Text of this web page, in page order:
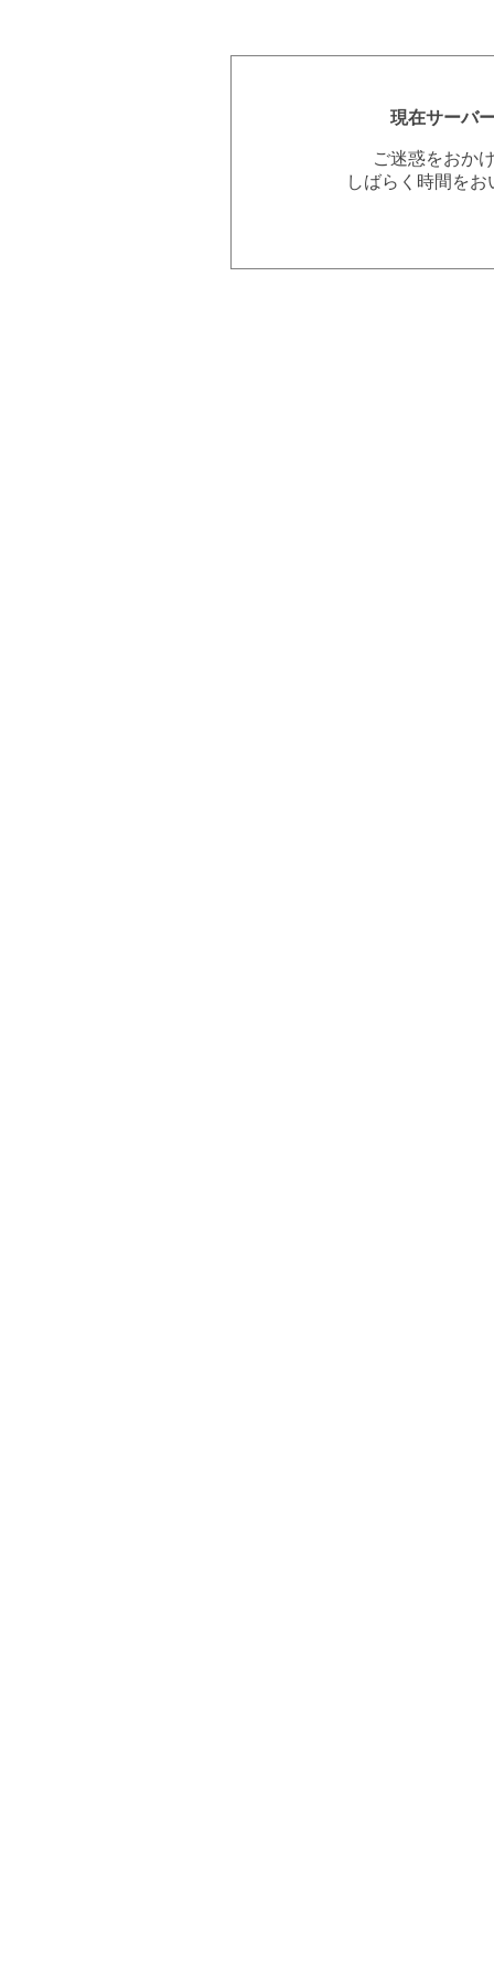
現在サーバ
ご迷惑をおか
しばらく時間を